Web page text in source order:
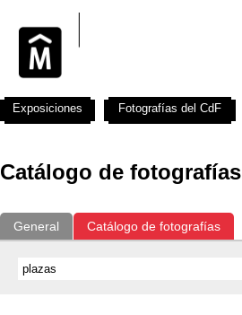
Catálogo de fotografías
General Catálogo de fotografías
Exposiciones Fotografías del CdF